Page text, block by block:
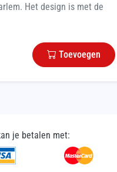
Het design is met de
Toevoegen
je betalen met: